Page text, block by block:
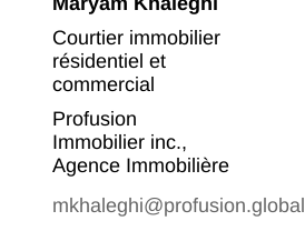
Courtier immobilier
résidentiel et
commercial
Profusion
Immobilier inc.,
Agence Immobilière
mkhaleghi@profusion.global